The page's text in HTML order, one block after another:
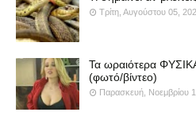
Τρίτη, Αυγούστου 05,
Τα ωραιότερα
(φωτό/βίντεο)
Παρασκευή, Νοεμβρίου